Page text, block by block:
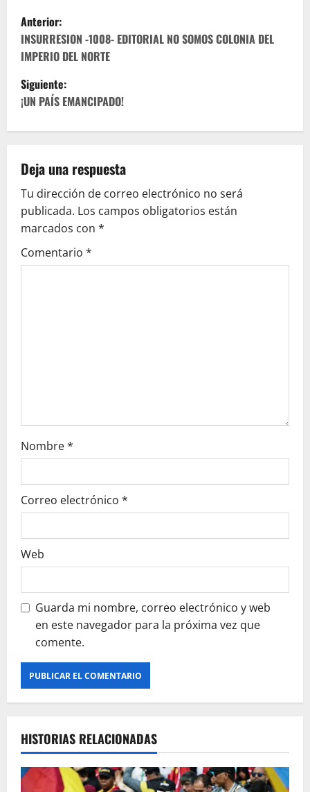
N
a
v
e
g
a
c
i
ó
t
r
a
d
a
s
Anterior:
INSURRESION -1008- EDITORIAL NO SOMOS COLONIA DEL
IMPERIO DEL NORTE
Siguiente:
¡UN PAÍS EMANCIPADO!
Deja una respuesta
Tu dirección de correo electrónico no será
publicada. Los campos obligatorios están
marcados con *
Comentario *
Nombre*
Correo electrónico *
Web
Guarda mi nombre, correo electrónico y web
en este navegador para la próxima vez que
comente.
HISTORIAS RELACIONADAS